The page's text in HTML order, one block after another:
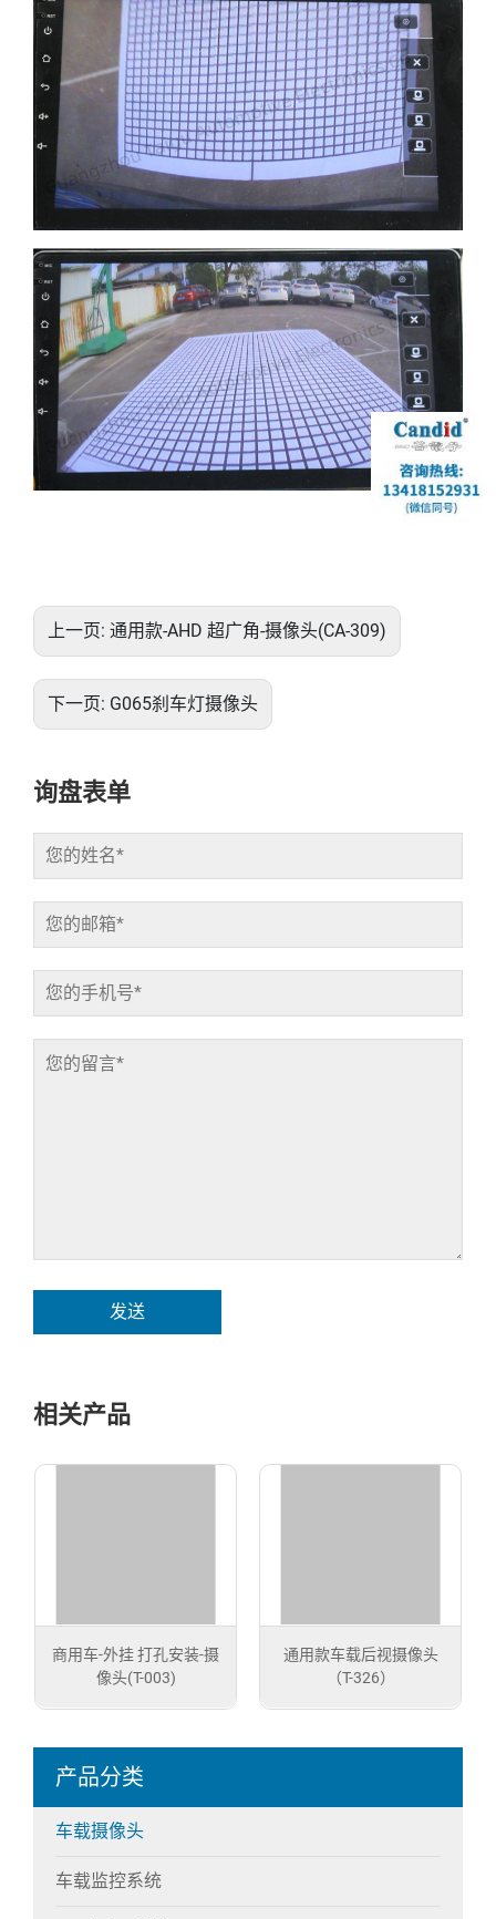
上一页: 通用款-AHD 超广角-摄像头(CA-309)
下一页: G065刹车灯摄像头
询盘表单
发送
相关产品
商用车-外挂 打孔安装-摄
像头(T-003)
通用款车载后视摄像头
（T-326）
产品分类
车载摄像头
车载监控系统